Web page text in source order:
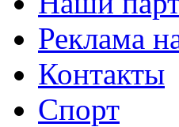
Реклама
Контакты
Спорт